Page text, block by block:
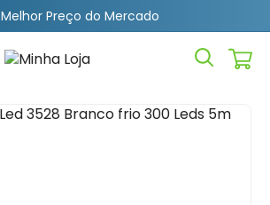
Melhor Preço do Mercado